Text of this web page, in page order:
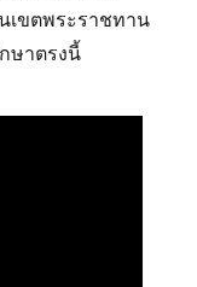
เขตพระราชทาน
ษาตรงนี้